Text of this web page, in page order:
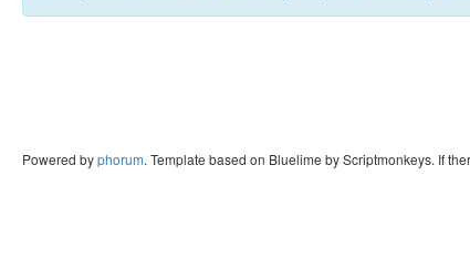
Powered byphorum. Template based on Bluelime by Scriptmonkeys. If